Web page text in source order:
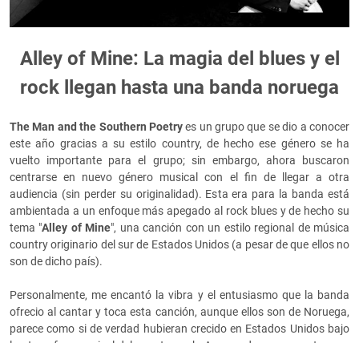
Alley of Mine: La magia del blues y el
rock llegan hasta una banda noruega
The Man and the Southern Poetryes un grupo que se dio a conocer
este año gracias a su estilo country, de hecho ese género se ha
vuelto importante para el grupo; sin embargo, ahora buscaron
centrarse en nuevo género musical con el fin de llegar a otra
audiencia (sin perder su originalidad). Esta era para la banda está
ambientada a un enfoque más apegado al rock blues y de hecho su
tema "Alley of Mine", una canción con un estilo regional de música
country originario del sur de Estados Unidos (a pesar de que ellos no
son de dicho país).
Personalmente, me encantó la vibra y el entusiasmo que la banda
ofrecio al cantar y toca esta canción, aunque ellos son de Noruega,
parece como si de verdad hubieran crecido en Estados Unidos bajo